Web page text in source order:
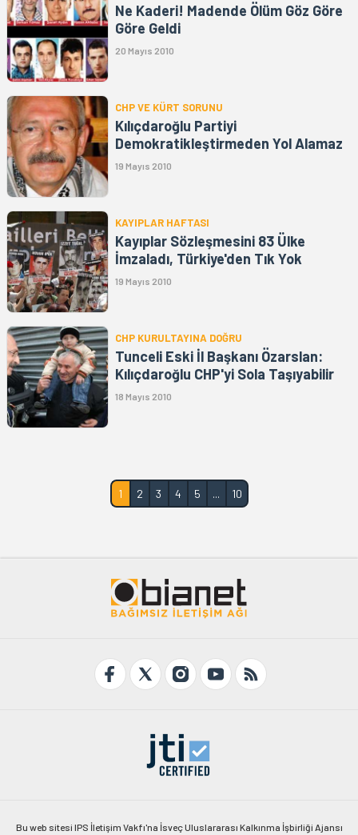
Ne Kaderi! Madende Ölüm Göz Göre
Göre Geldi
20 Mayıs 2010
CHP VE KÜRT SORUNU
Kılıçdaroğlu Partiyi
Demokratikleştirmeden Yol Alamaz
19 Mayıs 2010
KAYIPLAR HAFTASI
Kayıplar Sözleşmesini 83 Ülke
İmzaladı, Türkiye'den Tık Yok
19 Mayıs 2010
CHP KURULTAYINA DOĞRU
Tunceli Eski İl Başkanı Özarslan:
Kılıçdaroğlu CHP'yi Sola Taşıyabilir
18 Mayıs 2010
1 2 3 4 5 ... 10
Bu web sitesi IPS İletişim Vakfı'na İsveç Uluslararası Kalkınma İşbirliği Ajansı